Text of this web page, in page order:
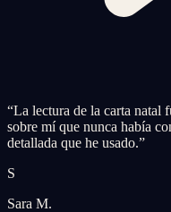
“La lectura de la carta natal
sobre mí que nunca había
detallada que he usado.”
S
Sara M.